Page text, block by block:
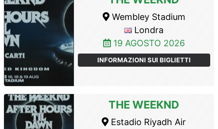
Wembley Stadium
Londra
19 AGOSTO 2026
INFORMAZIONI SUI BIGLIETTI
THE WEEKND
Estadio Riyadh Air